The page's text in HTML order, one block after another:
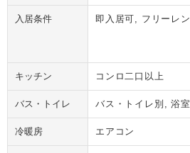
入居条件 即入居可, フリーレン
キッチン コンロ二口以上
バス・トイレ バス・トイレ別, 浴
冷暖房 エアコン